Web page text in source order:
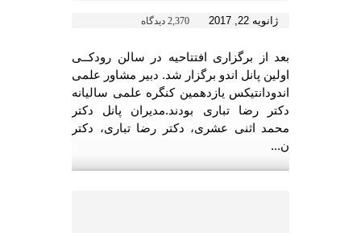
ژانویه 22, 2017 2,370 دیدگاه
بعد از برگزاری افتتاحیه در سالن رودکــی
اولین پانل اندو برگزار شد. دبیر مشاور علمی
اندودانتیکس یازدهمین کنگره علمی سالیانه
دکتر رضا تباری بودند.مدیران پانل دکتر
محمد اثنی عشری، دکتر رضا تباری، دکتر
ن...